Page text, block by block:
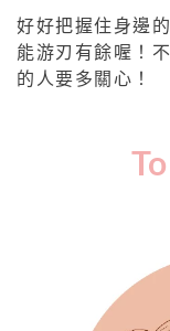
好好把握住身邊
能游刃有餘喔！
的人要多關心！